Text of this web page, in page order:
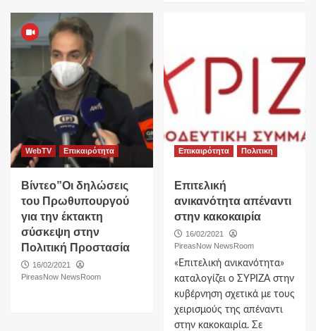
WebTV Επικαιρότητα
Βίντεο”Οι δηλώσεις
του Πρωθυπουργού
για την έκτακτη
σύσκεψη στην
Πολιτική Προστασία
16/02/2021
PireasNow NewsRoom
Επικαιρότητα Πολιτικη
Επιτελική
ανικανότητα απέναντι
στην κακοκαιρία
16/02/2021
PireasNow NewsRoom
«Επιτελική ανικανότητα»
καταλογίζει ο ΣΥΡΙΖΑ στην
κυβέρνηση σχετικά με τους
χειρισμούς της απέναντι
στην κακοκαιρία. Σε